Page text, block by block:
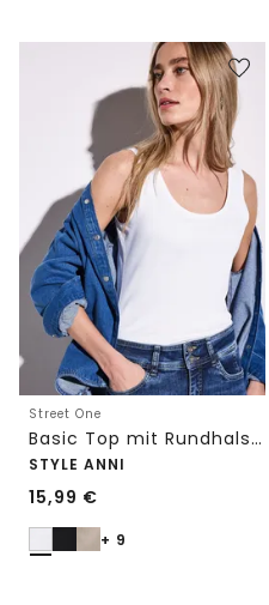
Street One
Basic Top mit Rundhals in Unifarbe
STYLE ANNI
15,99 €
+ 9